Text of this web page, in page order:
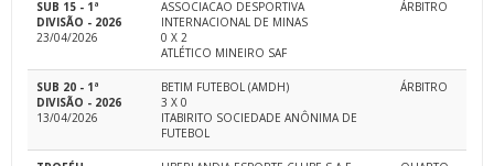
SUB 15 - 1ª
DIVISÃO - 2026
23/04/2026
ASSOCIACAO DESPORTIVA
INTERNACIONAL DE MINAS
0 X 2
ATLÉTICO MINEIRO SAF
ÁRBITRO
SUB 20 - 1ª
DIVISÃO - 2026
13/04/2026
BETIM FUTEBOL (AMDH)
3 X 0
ITABIRITO SOCIEDADE ANÔNIMA DE
FUTEBOL
ÁRBITRO